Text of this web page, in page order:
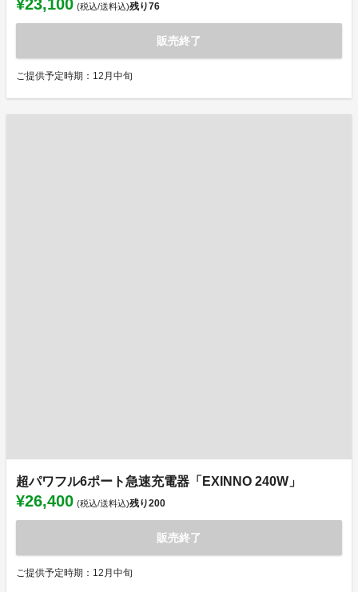
¥23,100 (税込/送料込)残り76
販売終了
ご提供予定時期：12月中旬
超パワフル6ポート急速充電器「EXINNO 240W」
¥26,400 (税込/送料込)残り200
販売終了
ご提供予定時期：12月中旬